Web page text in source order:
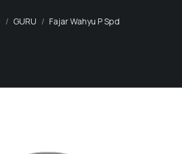
GURU Fajar Wahyu P Spd